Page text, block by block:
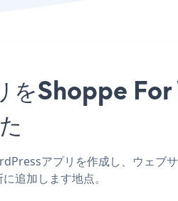
Shoppe For
アプリを作成し、ウェ
追加します地点。